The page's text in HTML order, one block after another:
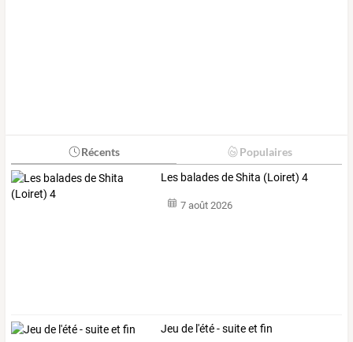
Récents Populaires
Les balades de Shita (Loiret) 4
7 août 2026
Jeu de l'été - suite et fin